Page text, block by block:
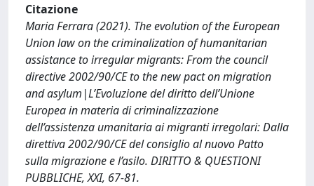
Citazione
Maria Ferrara (2021). The evolution of the European
Union law on the criminalization of humanitarian
assistance to irregular migrants: From the council
directive 2002/90/CE to the new pact on migration
and asylum|L’Evoluzione del diritto dell’Unione
Europea in materia di criminalizzazione
dell’assistenza umanitaria ai migranti irregolari: Dalla
direttiva 2002/90/CE del consiglio al nuovo Patto
sulla migrazione e l’asilo. DIRITTO & QUESTIONI
PUBBLICHE, XXI, 67-81.